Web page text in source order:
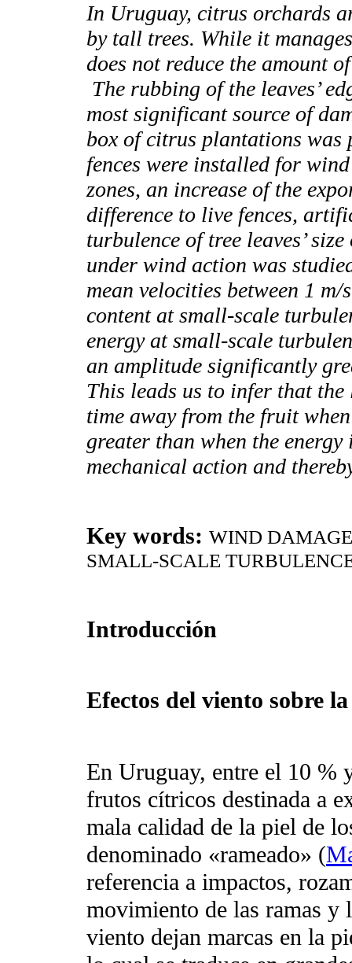
In Uruguay, citrus orchards
by tall trees. While it
does not reduce the amount
The rubbing of the leaves’
most significant source of
box of citrus plantations
fences were installed for
zones, an increase of the
difference to live fences,
turbulence of tree leaves’
under wind action was
mean velocities between 1
content at small-scale
energy at small-scale
an amplitude significantly
This leads us to infer that
time away from the fruit
greater than when the energy
mechanical action and
Key words: WIND
SMALL-SCALE
Introducción
Efectos del viento sobre
En Uruguay, entre el 10 %
frutos cítricos destinada a
mala calidad de la piel de
denominado «rameado» (
referencia a impactos,
movimiento de las ramas y
viento dejan marcas en la